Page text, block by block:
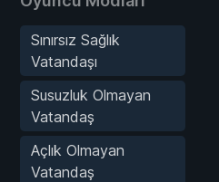
Sınırsız Sağlık
Vatandaşı
Susuzluk Olmayan
Vatandaş
Açlık Olmayan
Vatandaş